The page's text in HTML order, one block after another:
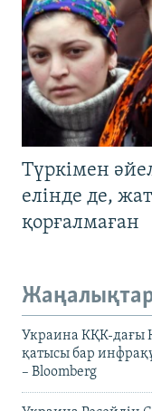
Түркімен
елінде де,
қорғалмаған
Украина КҚК-дағы
қатысы бар
– Bloomberg